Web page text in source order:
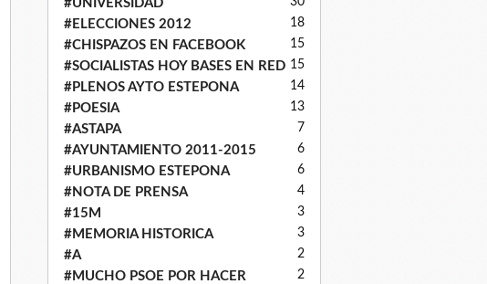
#UNIVERSIDAD
#ELECCIONES 2012 18
#CHISPAZOS EN FACEBOOK 15
#SOCIALISTAS HOY BASES EN RED 15
#PLENOS AYTO ESTEPONA 14
#POESIA 13
#ASTAPA 7
#AYUNTAMIENTO 2011-2015 6
#URBANISMO ESTEPONA 6
#NOTA DE PRENSA 4
#15M 3
#MEMORIA HISTORICA 3
#A 2
#MUCHO PSOE POR HACER 2